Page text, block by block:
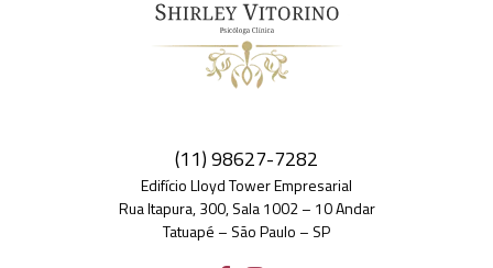
(11) 98627-7282
Edifício Lloyd Tower Empresarial
Rua Itapura, 300, Sala 1002 – 10 Andar
Tatuapé – São Paulo – SP